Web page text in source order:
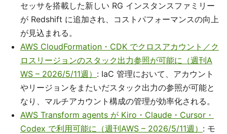
セッサを搭載した新しい RG インスタンスファミリー
が Redshift に追加され、コストパフォーマンスの向上
が見込まれる。
AWS CloudFormation・CDK でクロスアカウント／ク
ロスリージョンのスタック出力参照が可能に（週刊A
WS – 2026/5/11週） : IaC 管理において、アカウント
やリージョンをまたいだスタック出力の参照が可能と
なり、マルチアカウント構成の管理が効率化される。
AWS Transform agents が Kiro・Claude・Cursor・
Codex で利用可能に（週刊AWS – 2026/5/11週） : モ